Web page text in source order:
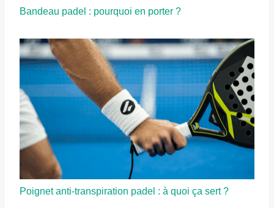
Bandeau padel : pourquoi en porter ?
Poignet anti-transpiration padel : à quoi ça sert ?